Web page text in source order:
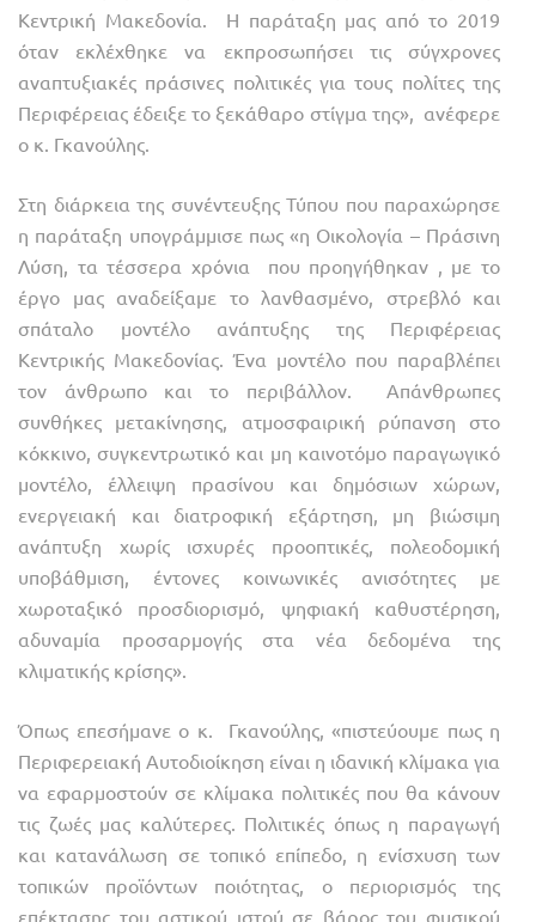
Κεντρική Μακεδονία. Η παράταξη μας από το 2019
όταν εκλέχθηκε να εκπροσωπήσει τις σύγχρονες
αναπτυξιακές πράσινες πολιτικές για τους πολίτες της
Περιφέρειας έδειξε το ξεκάθαρο στίγμα της», ανέφερε
ο κ. Γκανούλης.
Στη διάρκεια της συνέντευξης Τύπου που παραχώρησε
η παράταξη υπογράμμισε πως «η Οικολογία – Πράσινη
Λύση, τα τέσσερα χρόνια που προηγήθηκαν , με το
έργο μας αναδείξαμε το λανθασμένο, στρεβλό και
σπάταλο μοντέλο ανάπτυξης της Περιφέρειας
Κεντρικής Μακεδονίας. Ένα μοντέλο που παραβλέπει
τον άνθρωπο και το περιβάλλον. Απάνθρωπες
συνθήκες μετακίνησης, ατμοσφαιρική ρύπανση στο
κόκκινο, συγκεντρωτικό και μη καινοτόμο παραγωγικό
μοντέλο, έλλειψη πρασίνου και δημόσιων χώρων,
ενεργειακή και διατροφική εξάρτηση, μη βιώσιμη
ανάπτυξη χωρίς ισχυρές προοπτικές, πολεοδομική
υποβάθμιση, έντονες κοινωνικές ανισότητες με
χωροταξικό προσδιορισμό, ψηφιακή καθυστέρηση,
αδυναμία προσαρμογής στα νέα δεδομένα της
κλιματικής κρίσης».
Όπως επεσήμανε ο κ. Γκανούλης, «πιστεύουμε πως η
Περιφερειακή Αυτοδιοίκηση είναι η ιδανική κλίμακα για
να εφαρμοστούν σε κλίμακα πολιτικές που θα κάνουν
τις ζωές μας καλύτερες. Πολιτικές όπως η παραγωγή
και κατανάλωση σε τοπικό επίπεδο, η ενίσχυση των
τοπικών προϊόντων ποιότητας, ο περιορισμός της
επέκτασης του αστικού ιστού σε βάρος του φυσικού